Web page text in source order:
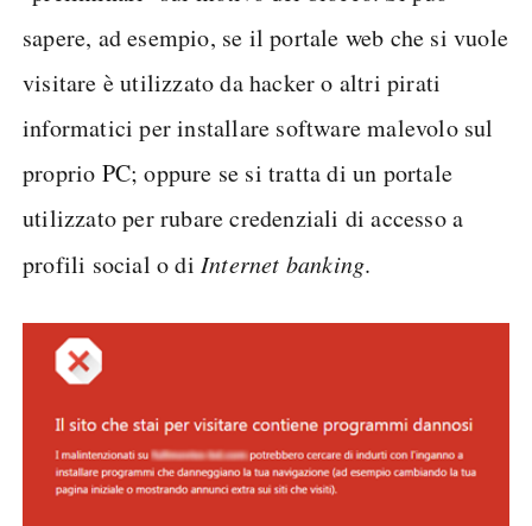
sapere, ad esempio, se il portale web che si vuole
visitare è utilizzato da hacker o altri pirati
informatici per installare software malevolo sul
proprio PC; oppure se si tratta di un portale
utilizzato per rubare credenziali di accesso a
profili social o di Internet banking.